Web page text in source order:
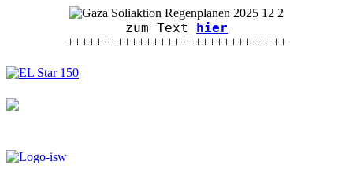
zum Text hier
+++++++++++++++++++++++++++++++